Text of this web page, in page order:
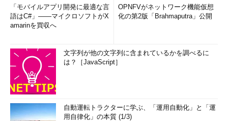
パフォーマンスの急激な低下と上昇
下と上昇があります。Webサーバなどアクセスが集中してパフォ
ーマンスが低下することもありますが、これは比較的発見しやす
い障害といえます。しかし、それよりも問題なのはパフォーマン
スが急激に上昇した場合です。一見するとパフォーマンスが向上
するのはいいことのようにも思えますが、特別な理由もなくシス
テムのパフォーマンスが向上するのは、そのサービスへのアクセ
「モバイルアプリ開発に最適な言
語はC#」――マイクロソフトがX
amarinを買収へ
OPNFVがネットワーク機能仮想
化の第2版「Brahmaputra」公開
文字列が他の文字列に含まれているかを調べるに
は？［JavaScript］
自動運転トラクターに学ぶ、「運用自動化」と「運
用自律化」の本質 (1/3)